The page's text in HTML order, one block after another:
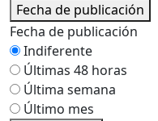
Fecha de publicación
Fecha de publicación
Indiferente
Últimas 48 horas
Última semana
Último mes